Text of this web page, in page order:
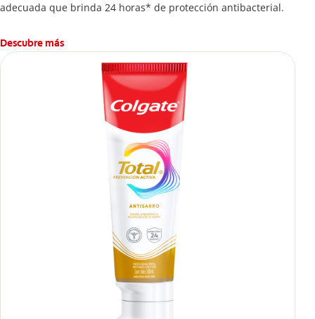
adecuada que brinda 24 horas* de protección antibacterial.
Descubre más